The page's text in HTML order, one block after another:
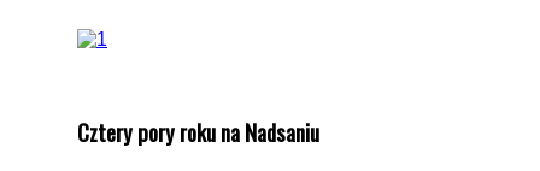
Cztery pory roku na Nadsaniu